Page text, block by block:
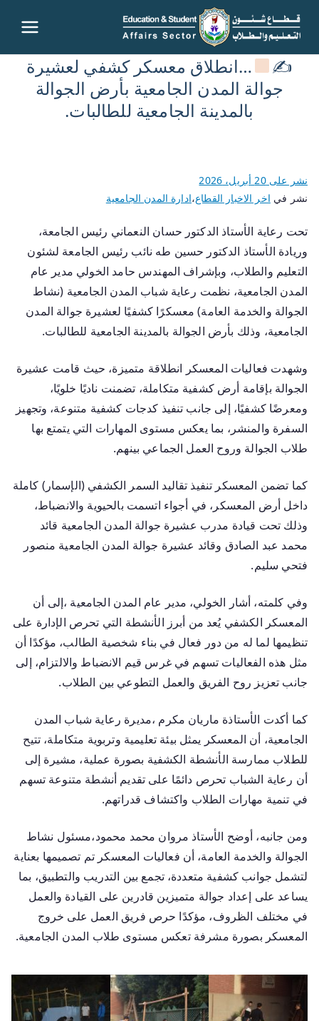
قطاع
شئون
التعليم
– جامعة
سوهاج
✍
…انطلاق معسكر كشفي لعشيرة
جوالة المدن الجامعية بأرض الجوالة
بالمدينة الجامعية للطالبات.
نشر على20 أبريل، 2026
نشر في اخر الاخبار القطاع،ادارة المدن الجامعية
تحت رعاية الأستاذ الدكتور حسان النعماني رئيس الجامعة،
وريادة الأستاذ الدكتور حسين طه نائب رئيس الجامعة لشئون
التعليم والطلاب، وبإشراف المهندس حامد الخولي مدير عام
المدن الجامعية، نظمت رعاية شباب المدن الجامعية (نشاط
الجوالة والخدمة العامة) معسكرًا كشفيًا لعشيرة جوالة المدن
الجامعية، وذلك بأرض الجوالة بالمدينة الجامعية للطالبات.
وشهدت فعاليات المعسكر انطلاقة متميزة، حيث قامت عشيرة
الجوالة بإقامة أرض كشفية متكاملة، تضمنت ناديًا خلويًا،
ومعرضًا كشفيًا، إلى جانب تنفيذ كدجات كشفية متنوعة، وتجهيز
السفرة والمنشر، بما يعكس مستوى المهارات التي يتمتع بها
طلاب الجوالة وروح العمل الجماعي بينهم.
كما تضمن المعسكر تنفيذ تقاليد السمر الكشفي (الإسمار) كاملة
داخل أرض المعسكر، في أجواء اتسمت بالحيوية والانضباط،
وذلك تحت قيادة مدرب عشيرة جوالة المدن الجامعية قائد
محمد عبد الصادق وقائد عشيرة جوالة المدن الجامعية منصور
فتحي سليم.
وفي كلمته، أشار الخولي، مدير عام المدن الجامعية ،إلى أن
المعسكر الكشفي يُعد من أبرز الأنشطة التي تحرص الإدارة على
تنظيمها لما له من دور فعال في بناء شخصية الطالب، مؤكدًا أن
مثل هذه الفعاليات تسهم في غرس قيم الانضباط والالتزام، إلى
جانب تعزيز روح الفريق والعمل التطوعي بين الطلاب.
كما أكدت الأستاذة ماريان مكرم ،مديرة رعاية شباب المدن
الجامعية، أن المعسكر يمثل بيئة تعليمية وتربوية متكاملة، تتيح
للطلاب ممارسة الأنشطة الكشفية بصورة عملية، مشيرة إلى
أن رعاية الشباب تحرص دائمًا على تقديم أنشطة متنوعة تسهم
في تنمية مهارات الطلاب واكتشاف قدراتهم.
ومن جانبه، أوضح الأستاذ مروان محمد محمود،مسئول نشاط
الجوالة والخدمة العامة، أن فعاليات المعسكر تم تصميمها بعناية
لتشمل جوانب كشفية متعددة، تجمع بين التدريب والتطبيق، بما
يساعد على إعداد جوالة متميزين قادرين على القيادة والعمل
في مختلف الظروف، مؤكدًا حرص فريق العمل على خروج
المعسكر بصورة مشرفة تعكس مستوى طلاب المدن الجامعية.